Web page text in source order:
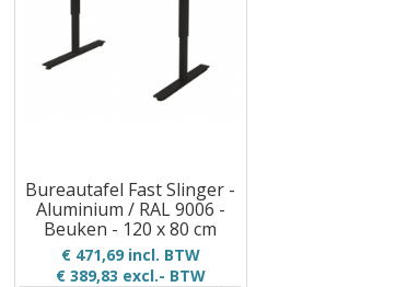
Bureautafel Fast Slinger -
Aluminium / RAL 9006 -
Beuken - 120 x 80 cm
€ 471,69 incl. BTW
€ 389,83 excl.- BTW